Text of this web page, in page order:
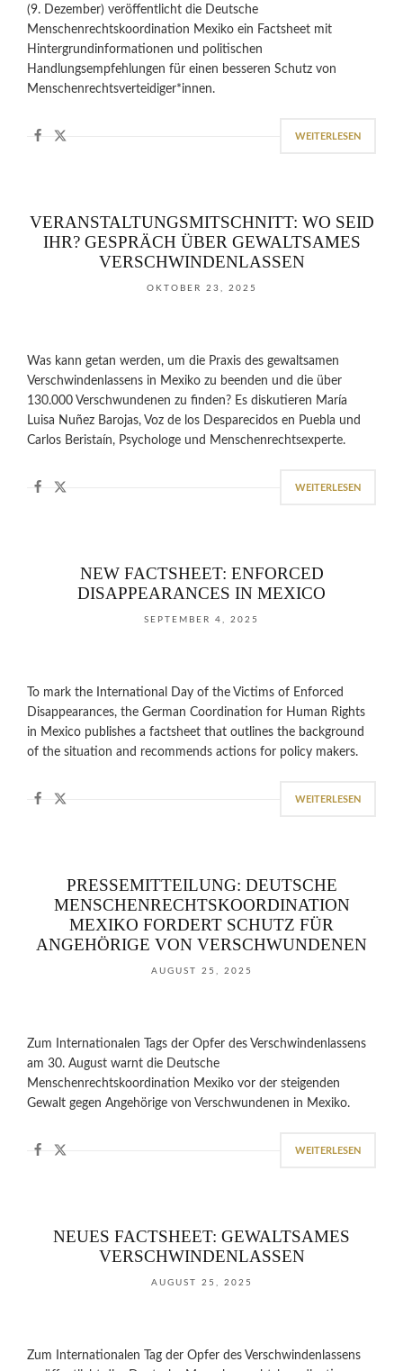
(9. Dezember) veröffentlicht die Deutsche
Menschenrechtskoordination Mexiko ein Factsheet mit
Hintergrundinformationen und politischen
Handlungsempfehlungen für einen besseren Schutz von
Menschenrechtsverteidiger*innen.
WEITERLESEN
VERANSTALTUNGSMITSCHNITT: WO SEID
IHR? GESPRÄCH ÜBER GEWALTSAMES
VERSCHWINDENLASSEN
OKTOBER 23, 2025
Was kann getan werden, um die Praxis des gewaltsamen
Verschwindenlassens in Mexiko zu beenden und die über
130.000 Verschwundenen zu finden? Es diskutieren María
Luisa Nuñez Barojas, Voz de los Desparecidos en Puebla und
Carlos Beristaín, Psychologe und Menschenrechtsexperte.
WEITERLESEN
NEW FACTSHEET: ENFORCED
DISAPPEARANCES IN MEXICO
SEPTEMBER 4, 2025
To mark the International Day of the Victims of Enforced
Disappearances, the German Coordination for Human Rights
in Mexico publishes a factsheet that outlines the background
of the situation and recommends actions for policy makers.
WEITERLESEN
PRESSEMITTEILUNG: DEUTSCHE
MENSCHENRECHTSKOORDINATION
MEXIKO FORDERT SCHUTZ FÜR
ANGEHÖRIGE VON VERSCHWUNDENEN
AUGUST 25, 2025
Zum Internationalen Tags der Opfer des Verschwindenlassens
am 30. August warnt die Deutsche
Menschenrechtskoordination Mexiko vor der steigenden
Gewalt gegen Angehörige von Verschwundenen in Mexiko.
WEITERLESEN
NEUES FACTSHEET: GEWALTSAMES
VERSCHWINDENLASSEN
AUGUST 25, 2025
Zum Internationalen Tag der Opfer des Verschwindenlassens